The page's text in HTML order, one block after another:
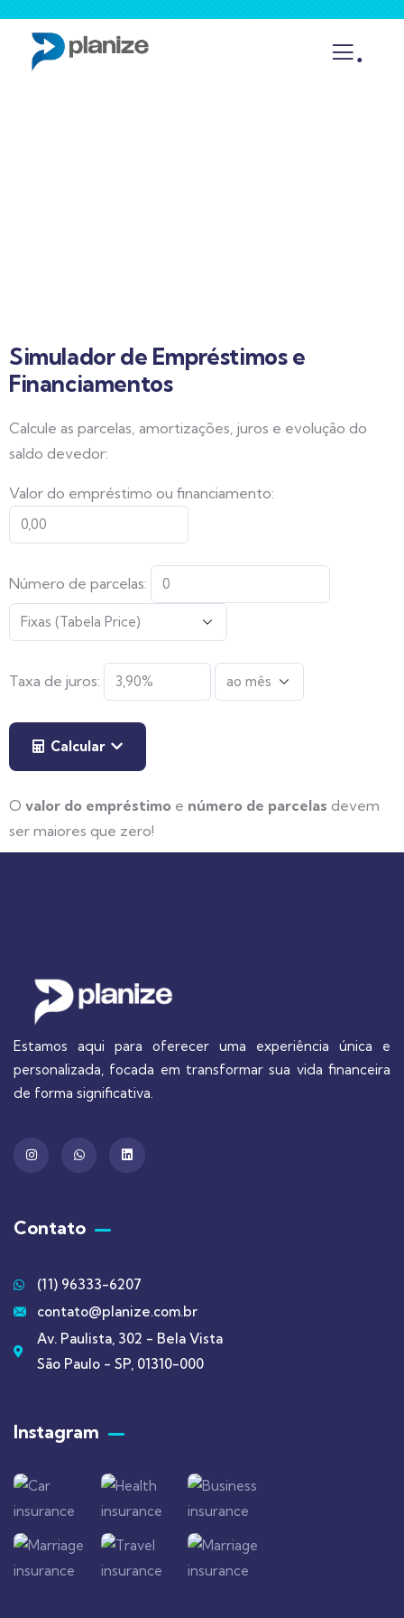
.
Simulador de Empréstimos e
Financiamentos
Calcule as parcelas, amortizações, juros e evolução do
saldo devedor:
Valor do empréstimo ou financiamento:
Número de parcelas:
Taxa de juros:
Calcular
O valor do empréstimo e número de parcelas devem
ser maiores que zero!
Estamos aqui para oferecer uma experiência única e
personalizada, focada em transformar sua vida financeira
de forma significativa.
Contato
(11) 96333-6207
contato@planize.com.br
Av. Paulista, 302 - Bela Vista
São Paulo - SP, 01310-000
Instagram